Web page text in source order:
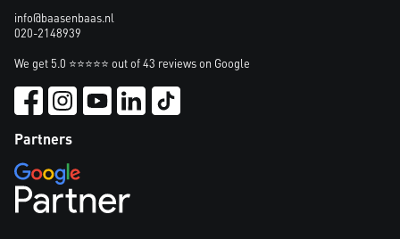
info@baasenbaas.nl
020-2148939
We get 5.0 ⭐⭐⭐⭐⭐ out of 43 reviews on Google
Partners